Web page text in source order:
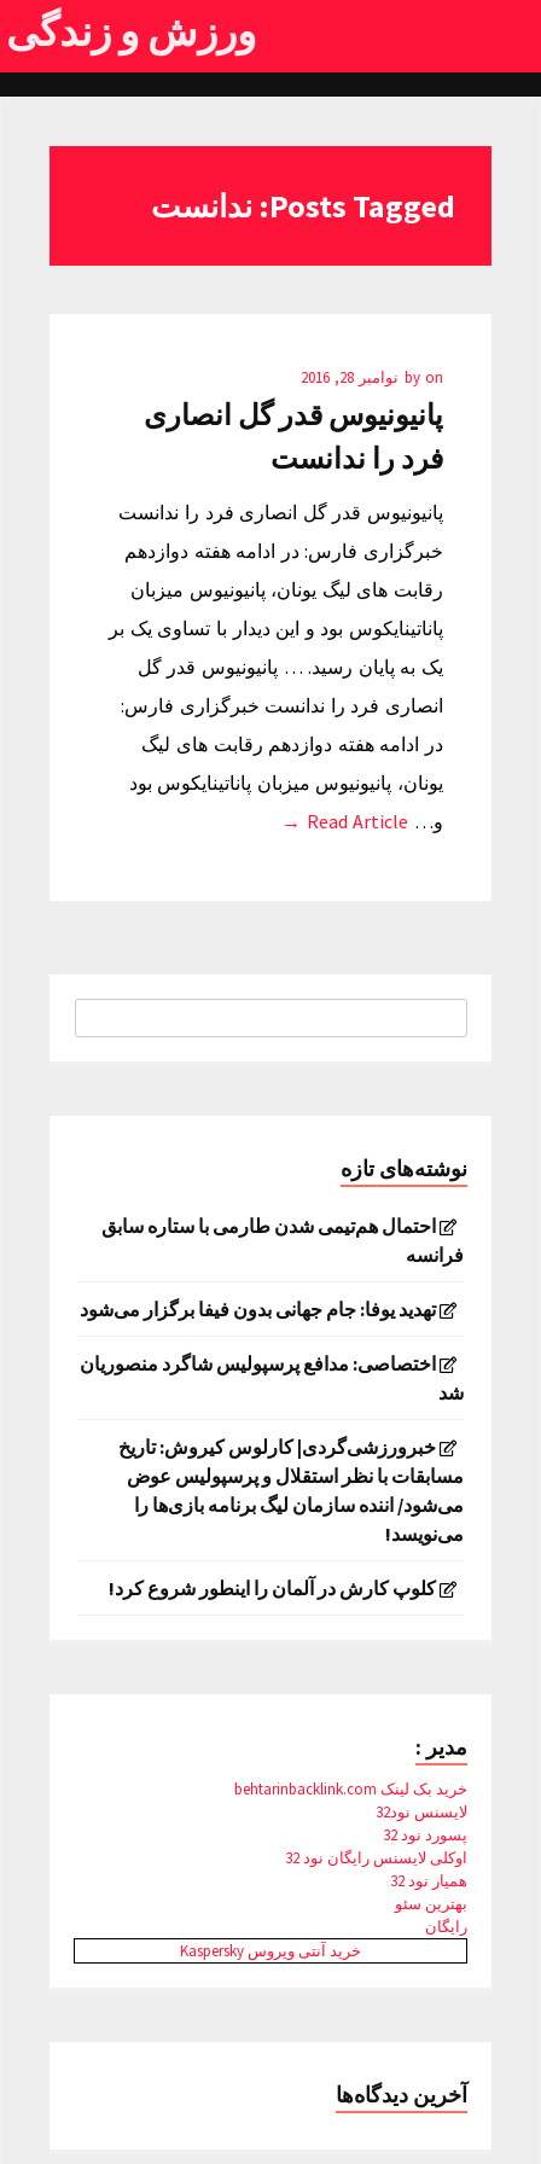
ورزش و زندگی
Posts Tagged: ندانست
by on نوامبر 28, 2016
پانیونیوس قدر گل انصاری
فرد را ندانست
پانیونیوس قدر گل انصاری فرد را ندانست
خبرگزاری فارس: در ادامه هفته دوازدهم
رقابت های لیگ یونان، پانیونیوس میزبان
پاناتینایکوس بود و این دیدار با تساوی یک بر
یک به پایان رسید. … پانیونیوس قدر گل
انصاری فرد را ندانست خبرگزاری فارس:
در ادامه هفته دوازدهم رقابت های لیگ
یونان، پانیونیوس میزبان پاناتینایکوس بود
و… Read Article →
نوشته‌های تازه
احتمال هم‌تیمی شدن طارمی با ستاره سابق
فرانسه
تهدید یوفا: جام جهانی بدون فیفا برگزار می‌شود
اختصاصی: مدافع پرسپولیس شاگرد منصوریان
شد
خبرورزشی‌گردی| کارلوس کیروش: تاریخ
مسابقات با نظر استقلال و پرسپولیس عوض
می‌شود/ اننده سازمان لیگ برنامه بازی‌ها را
می‌نویسد!
کلوپ کارش در آلمان را اینطور شروع کرد!
مدیر :
خرید بک لینک behtarinbacklink.com
لایسنس نود32
پسورد نود 32
اوکلی لایسنس رایگان نود 32
همیار نود 32
بهترین سئو
رایگان
خرید آنتی ویروس Kaspersky
آخرین دیدگاه‌ها